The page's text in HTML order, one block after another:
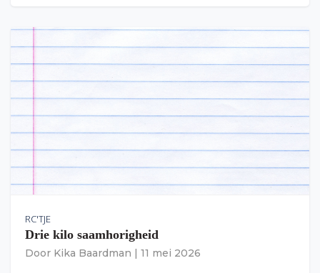
RC'TJE
Drie kilo saamhorigheid
Door Kika Baardman 11 mei 2026